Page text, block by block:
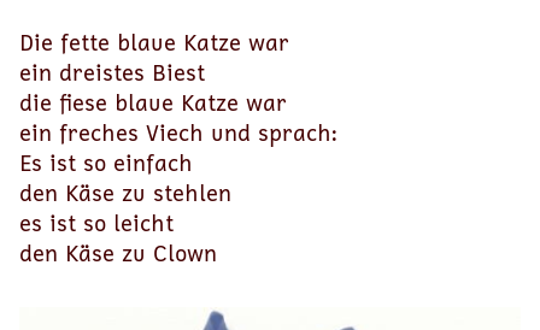
Die fette blaue Katze war
ein dreistes Biest
die fiese blaue Katze war
ein freches Viech und sprach:
Es ist so einfach
den Käse zu stehlen
es ist so leicht
den Käse zu Clown